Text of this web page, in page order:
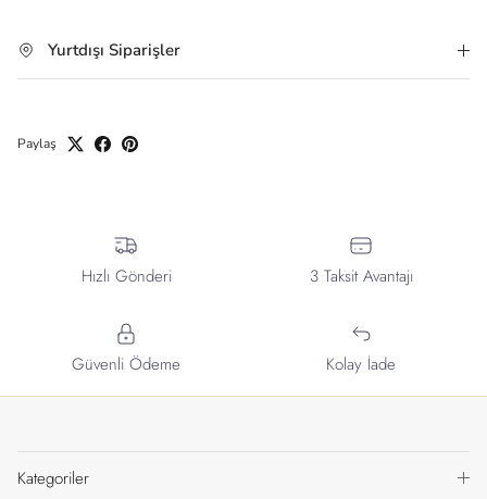
Yurtdışı Siparişler
Paylaş
Hızlı Gönderi 3 Taksit Avantajı
Güvenli Ödeme Kolay İade
Kategoriler